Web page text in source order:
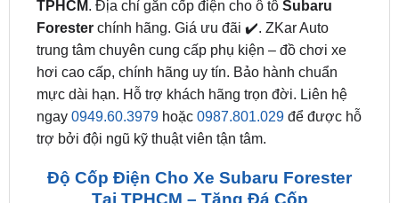
trung tâm chuyên cung cấp phụ kiện – đồ chơi xe
hơi cao cấp, chính hãng uy tín. Bảo hành chuẩn
mực dài hạn. Hỗ trợ khách hãng trọn đời. Liên hệ
ngay0949.60.3979hoặc0987.801.029để được hỗ
trợ bởi đội ngũ kỹ thuật viên tận tâm.
Độ Cốp Điện Cho Xe Subaru Forester